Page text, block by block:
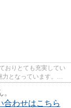
おりとても充実してい
となっています。場
合わせはこちら